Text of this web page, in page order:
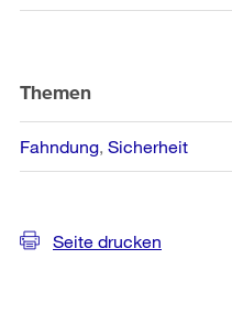
Themen
Fahndung Sicherheit
Seite drucken